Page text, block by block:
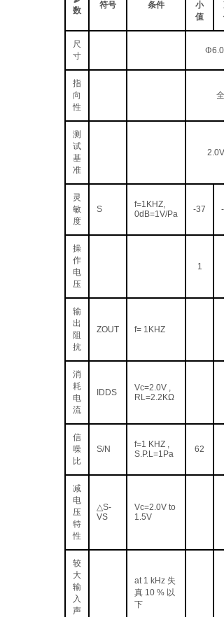
数
符号 条件
小
值
尺
寸
指
向
性
测
试
基
准
灵
敏
度
S
f=1KHZ,
0dB=1V/Pa
-37
操
作
电
压
1
输
出
阻
抗
ZOUT f= 1KHZ
消
耗
电
流
IDDS
Vc=2.0V ,
RL=2.2KΩ
信
噪
比
S/N
f=1 KHZ ,
S.P.L=1Pa
62
减
电
压
特
性
△S-
VS
Vc=2.0V to
1.5V
较
大
输
入
声
at 1 kHz 失
真 10 % 以
下